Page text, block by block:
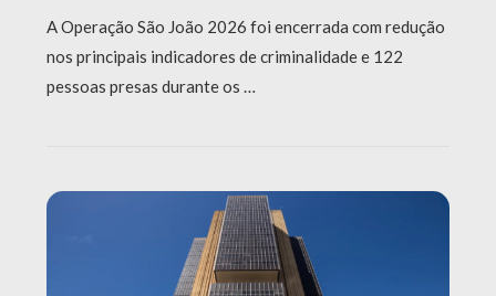
A Operação São João 2026 foi encerrada com redução
nos principais indicadores de criminalidade e 122
pessoas presas durante os …